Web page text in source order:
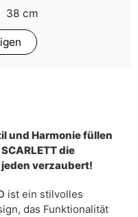
38 cm
Matt
200 cm
5905723957615
und Harmonie füllen
die
verzaubert!
ist ein stilvolles
das Funktionalität